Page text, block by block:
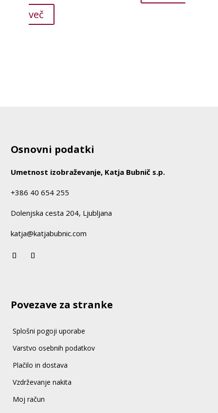
več
Osnovni podatki
Umetnost izobraževanje, Katja Bubnič s.p.
+386 40 654 255
Dolenjska cesta 204, Ljubljana
katja@katjabubnic.com
Povezave za stranke
Splošni pogoji uporabe
Varstvo osebnih podatkov
Plačilo in dostava
Vzdrževanje nakita
Moj račun